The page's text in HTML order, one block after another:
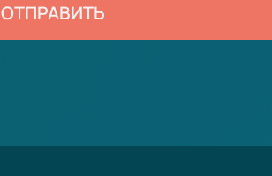
ОТПРАВИТЬ